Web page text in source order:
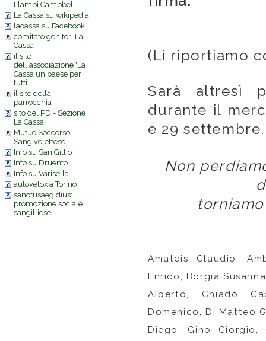
Llambi Campbel
La Cassa su wikipedia
lacassa su Facebook
comitato genitori La
Cassa
il sito
dell'associazione 'La
Cassa un paese per
tutti'
il sito della
parrocchia
sito del PD - Sezione
La Cassa
Mutuo Soccorso
Sangivolettese
Info su San Gillio
Info su Druento
Info su Varisella
autovelox a Torino
sanctusaegidius:
promozione sociale
sangilliese
(Li riportiamo
Sarà altresì
durante il
e 29 settembre.
Non
Amateis Claudio,
Enrico, Borgia
Alberto, Chiadò
Domenico, Di Matteo
Diego, Gino Giorgio,